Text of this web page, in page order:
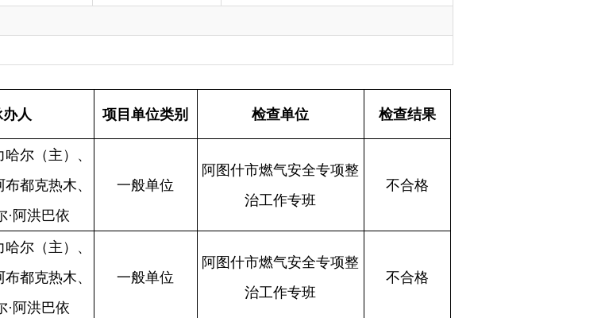
项目单位类别 检查单位 检查结果
一般单位 不合格
一般单位
一般单位
心
一般单位
阿图什市建筑市场服务中